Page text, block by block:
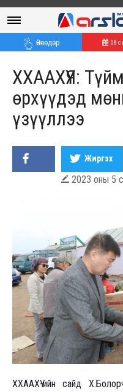
Өнөөдөр 08
ХХААХҮЯ:
өрхүүдэд
үзүүллээ
Жиргэх
 2023 оны 5
ХХААХҮ-ийн сайд